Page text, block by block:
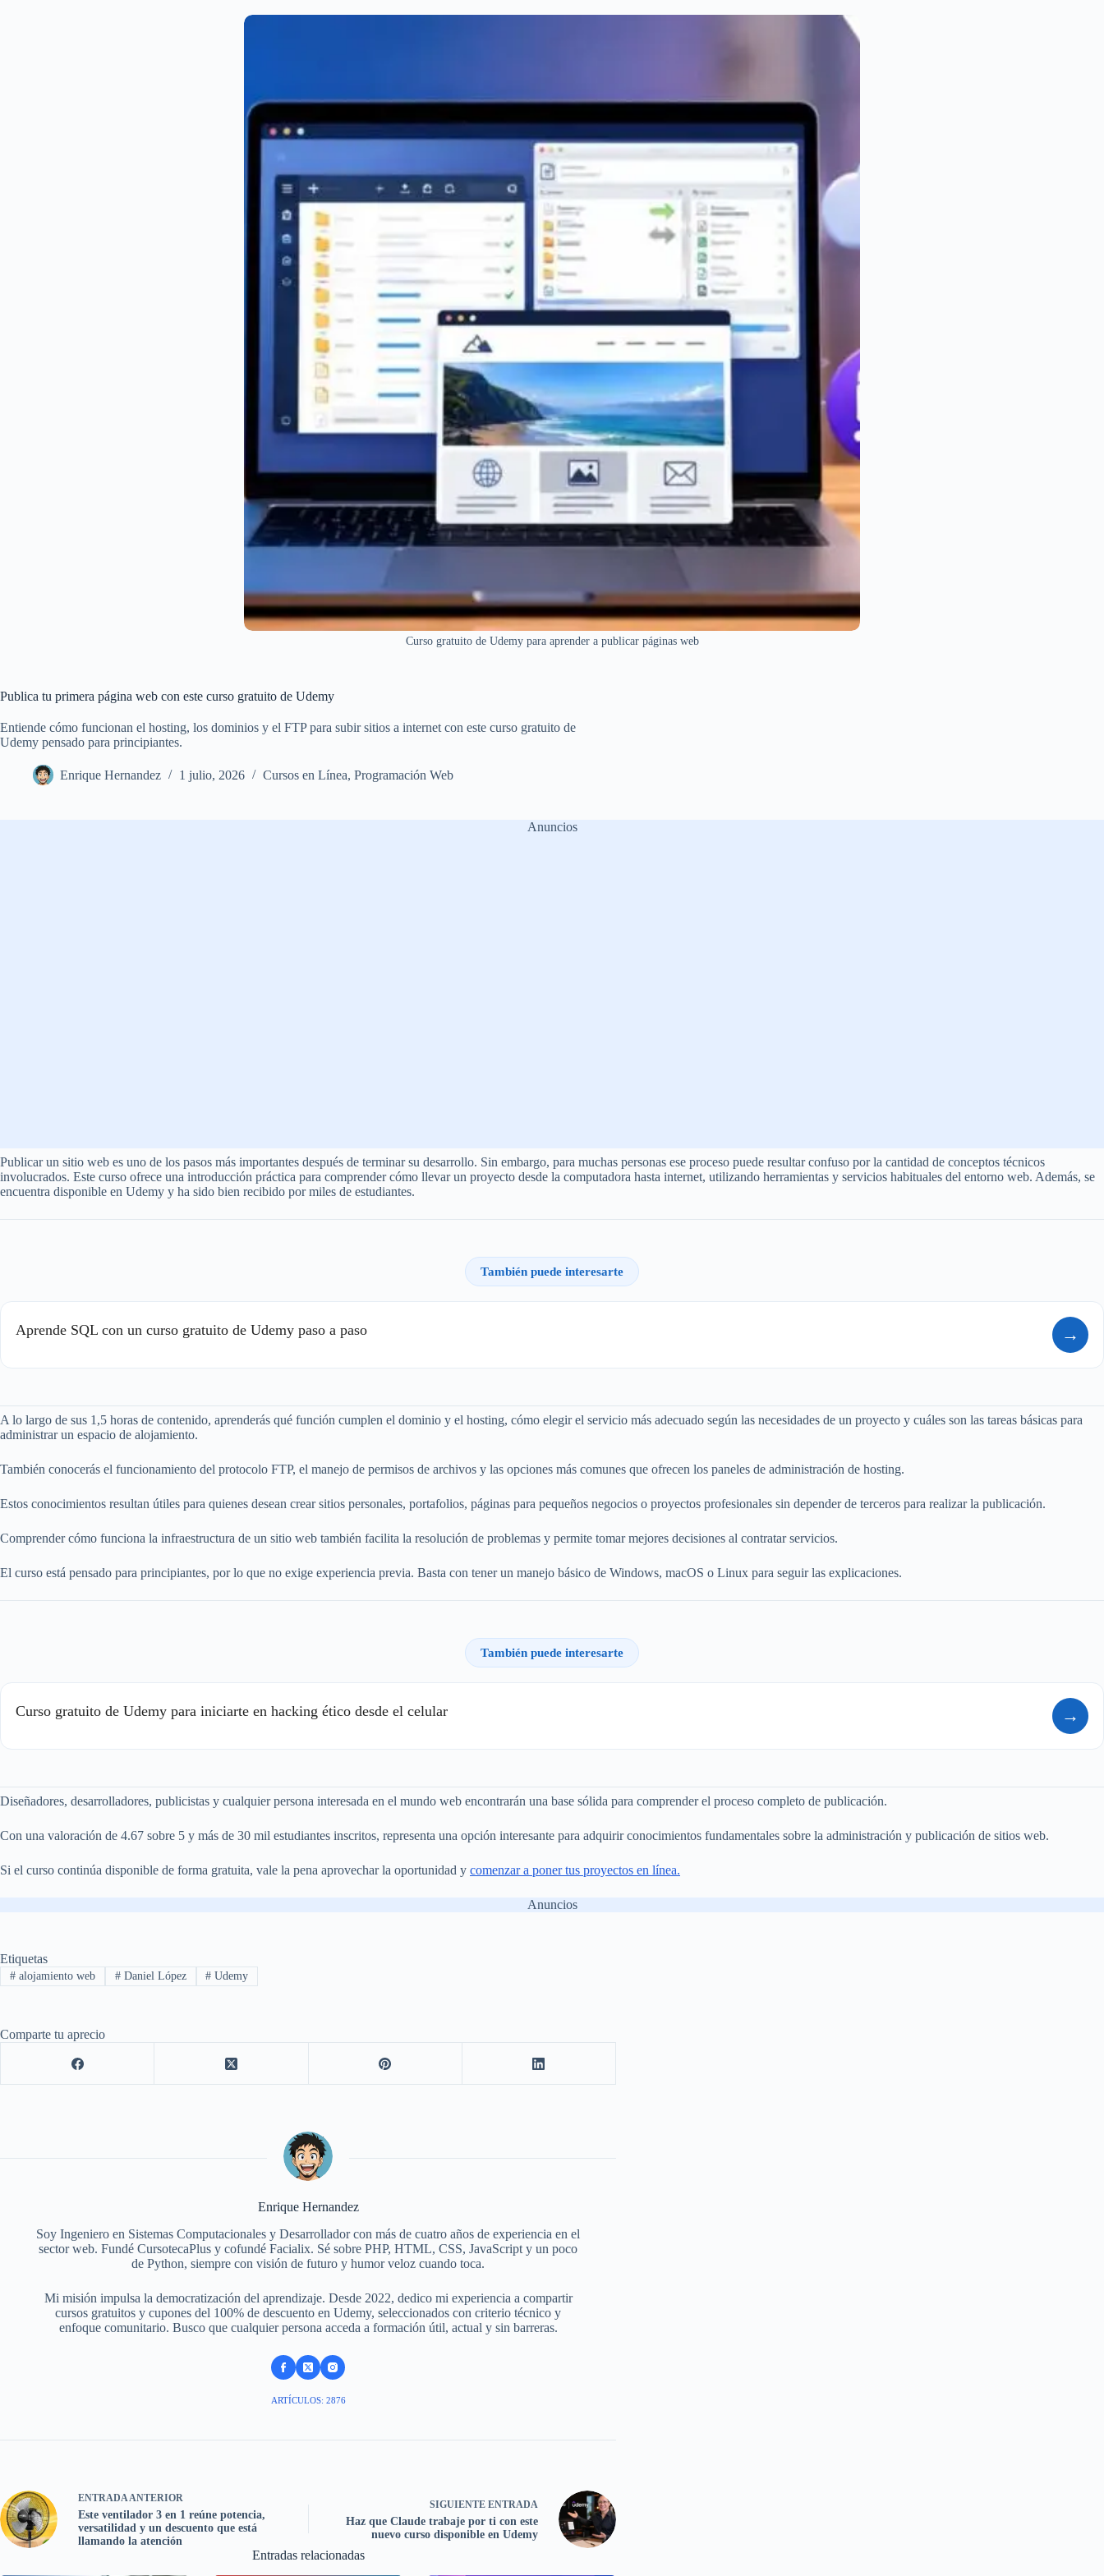
Curso gratuito de Udemy para aprender a publicar páginas web
Publica tu primera página web con este curso gratuito de Udemy
Entiende cómo funcionan el hosting, los dominios y el FTP para subir sitios a internet con este curso gratuito de
Udemy pensado para principiantes.
Enrique Hernandez 1 julio, 2026 Cursos en Línea, Programación Web
Anuncios
Publicar un sitio web es uno de los pasos más importantes después de terminar su desarrollo. Sin embargo, para muchas personas ese proceso puede resultar confuso por la cantidad de conceptos técnicos
involucrados. Este curso ofrece una introducción práctica para comprender cómo llevar un proyecto desde la computadora hasta internet, utilizando herramientas y servicios habituales del entorno web. Además, se
encuentra disponible en Udemy y ha sido bien recibido por miles de estudiantes.
También puede interesarte
Aprende SQL con un curso gratuito de Udemy paso a paso →
A lo largo de sus 1,5 horas de contenido, aprenderás qué función cumplen el dominio y el hosting, cómo elegir el servicio más adecuado según las necesidades de un proyecto y cuáles son las tareas básicas para
administrar un espacio de alojamiento.
También conocerás el funcionamiento del protocolo FTP, el manejo de permisos de archivos y las opciones más comunes que ofrecen los paneles de administración de hosting.
Estos conocimientos resultan útiles para quienes desean crear sitios personales, portafolios, páginas para pequeños negocios o proyectos profesionales sin depender de terceros para realizar la publicación.
Comprender cómo funciona la infraestructura de un sitio web también facilita la resolución de problemas y permite tomar mejores decisiones al contratar servicios.
El curso está pensado para principiantes, por lo que no exige experiencia previa. Basta con tener un manejo básico de Windows, macOS o Linux para seguir las explicaciones.
También puede interesarte
Curso gratuito de Udemy para iniciarte en hacking ético desde el celular →
Diseñadores, desarrolladores, publicistas y cualquier persona interesada en el mundo web encontrarán una base sólida para comprender el proceso completo de publicación.
Con una valoración de 4.67 sobre 5 y más de 30 mil estudiantes inscritos, representa una opción interesante para adquirir conocimientos fundamentales sobre la administración y publicación de sitios web.
Si el curso continúa disponible de forma gratuita, vale la pena aprovechar la oportunidad y comenzar a poner tus proyectos en línea.
Anuncios
Etiquetas
#alojamiento web #Daniel López # Udemy
Comparte tu aprecio
Enrique Hernandez
Soy Ingeniero en Sistemas Computacionales y Desarrollador con más de cuatro años de experiencia en el
sector web. Fundé CursotecaPlus y cofundé Facialix. Sé sobre PHP, HTML, CSS, JavaScript y un poco
de Python, siempre con visión de futuro y humor veloz cuando toca.
Mi misión impulsa la democratización del aprendizaje. Desde 2022, dedico mi experiencia a compartir
cursos gratuitos y cupones del 100% de descuento en Udemy, seleccionados con criterio técnico y
enfoque comunitario. Busco que cualquier persona acceda a formación útil, actual y sin barreras.
ARTÍCULOS: 2876
ENTRADAANTERIOR
Este ventilador 3 en 1 reúne potencia,
versatilidad y un descuento que está
llamando la atención
SIGUIENTE ENTRADA
Haz que Claude trabaje por ti con este
nuevo curso disponible en Udemy
Entradas relacionadas